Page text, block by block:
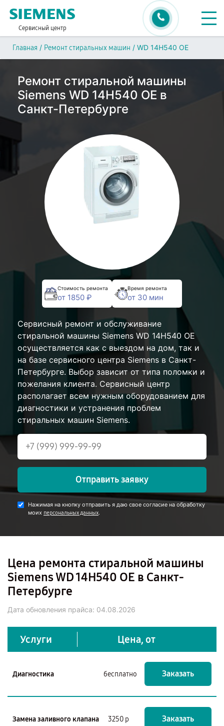
Сервисный центр
Главная / Ремонт стиральных машин / WD 14H540 OE
Ремонт стиральной машины
Siemens WD 14H540 OE в
Санкт-Петербурге
Стоимость ремонта
от 1850 ₽
Время ремонта
от 30 мин
Сервисный ремонт и обслуживание
стиральной машины Siemens WD 14H540 OE
осуществляется как с выездом на дом, так и
на базе сервисного центра Siemens в Санкт-
Петербурге. Выбор зависит от типа поломки и
пожелания клиента. Сервисный центр
располагает всем нужным оборудованием для
диагностики и устранения проблем
стиральных машин Siemens.
Отправить заявку
Нажимая на кнопку отправить я даю свое согласие на обработку
моих персональных данных.
Цена ремонта стиральной машины
Siemens WD 14H540 OE в Санкт-
Петербурге
Дата обновления прайса: 04.08.2026
Услуги Цена, от
Диагностика бесплатно Заказать
Замена заливного клапана 3250 р Заказать